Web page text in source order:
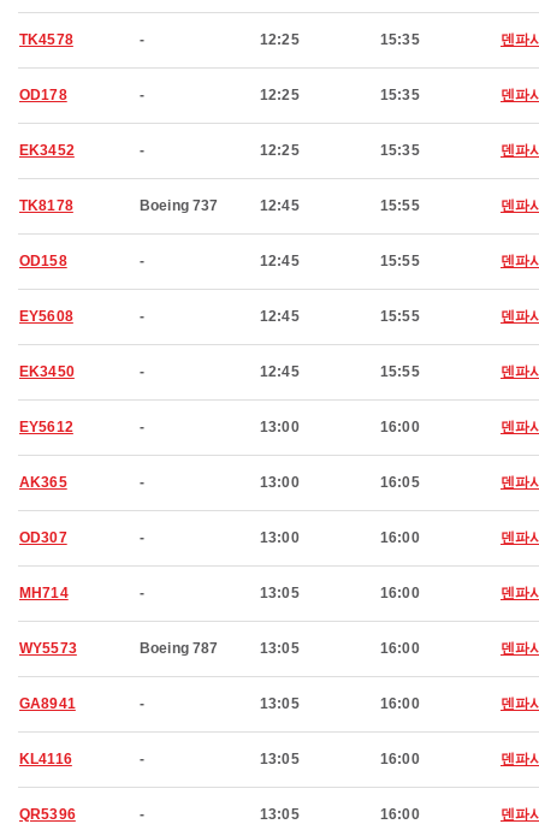
TK4578 - 12:25 15:35 덴파
OD178 - 12:25 15:35 덴파
EK3452 - 12:25 15:35 덴파
TK8178 Boeing 737 12:45 15:55 덴파
OD158 - 12:45 15:55 덴파
EY5608 - 12:45 15:55 덴파
EK3450 - 12:45 15:55 덴파
EY5612 - 13:00 16:00 덴파
AK365 - 13:00 16:05 덴파
OD307 - 13:00 16:00 덴파
MH714 - 13:05 16:00 덴파
WY5573 Boeing 787 13:05 16:00 덴파
GA8941 - 13:05 16:00 덴파
KL4116 - 13:05 16:00 덴파
QR5396 - 13:05 16:00 덴파